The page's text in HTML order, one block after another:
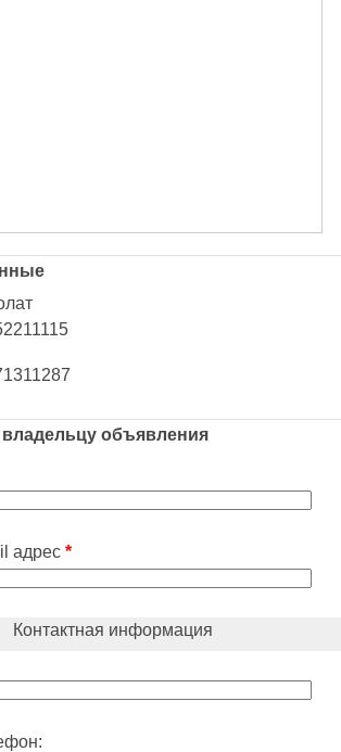
объявления
адрес *
Контактная информация